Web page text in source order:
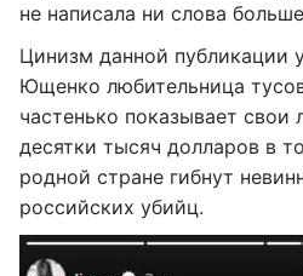
не написала ни слова
Цинизм данной публикации
Ющенко любительница
частенько показывает свои
десятки тысяч долларов в
родной стране гибнут
российских убийц.